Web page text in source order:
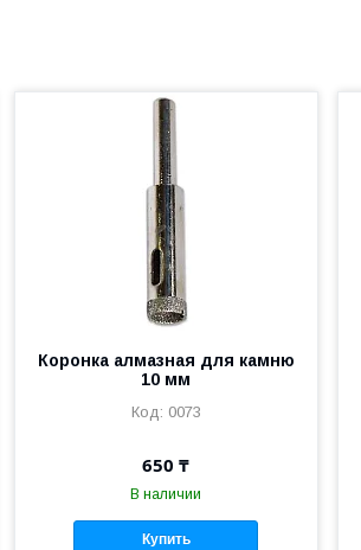
Коронка алмазная для камню
10 мм
0073
650 ₸
В наличии
Купить